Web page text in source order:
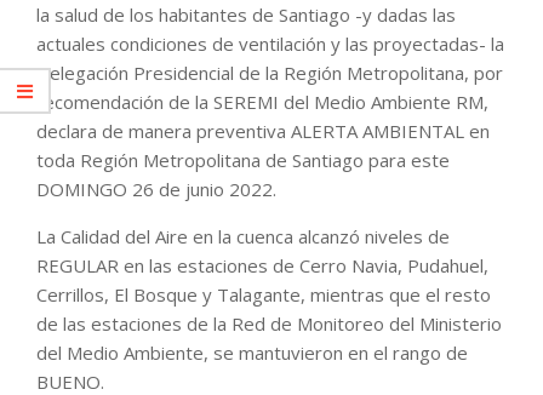
la salud de los habitantes de Santiago -y dadas las
actuales condiciones de ventilación y las proyectadas- la
Delegación Presidencial de la Región Metropolitana, por
recomendación de la SEREMI del Medio Ambiente RM,
declara de manera preventiva ALERTA AMBIENTAL en
toda Región Metropolitana de Santiago para este
DOMINGO 26 de junio 2022.
La Calidad del Aire en la cuenca alcanzó niveles de
REGULAR en las estaciones de Cerro Navia, Pudahuel,
Cerrillos, El Bosque y Talagante, mientras que el resto
de las estaciones de la Red de Monitoreo del Ministerio
del Medio Ambiente, se mantuvieron en el rango de
BUENO.